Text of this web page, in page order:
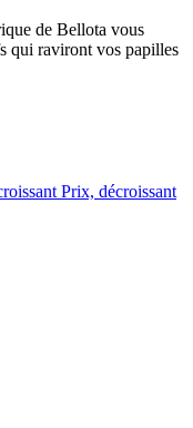
de Bellota vous
qui raviront vos papilles
Prix, décroissant